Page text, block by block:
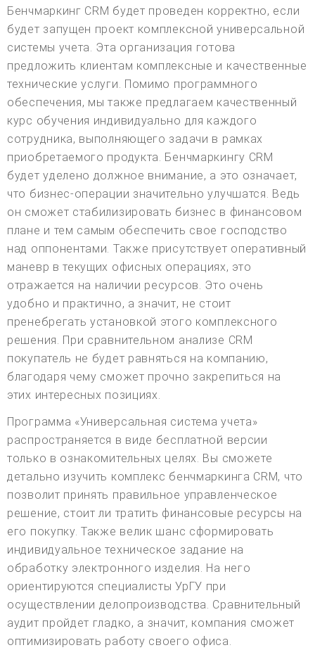
Бенчмаркинг CRM будет проведен корректно, если
будет запущен проект комплексной универсальной
системы учета. Эта организация готова
предложить клиентам комплексные и качественные
технические услуги. Помимо программного
обеспечения, мы также предлагаем качественный
курс обучения индивидуально для каждого
сотрудника, выполняющего задачи в рамках
приобретаемого продукта. Бенчмаркингу CRM
будет уделено должное внимание, а это означает,
что бизнес-операции значительно улучшатся. Ведь
он сможет стабилизировать бизнес в финансовом
плане и тем самым обеспечить свое господство
над оппонентами. Также присутствует оперативный
маневр в текущих офисных операциях, это
отражается на наличии ресурсов. Это очень
удобно и практично, а значит, не стоит
пренебрегать установкой этого комплексного
решения. При сравнительном анализе CRM
покупатель не будет равняться на компанию,
благодаря чему сможет прочно закрепиться на
этих интересных позициях.
Программа «Универсальная система учета»
распространяется в виде бесплатной версии
только в ознакомительных целях. Вы сможете
детально изучить комплекс бенчмаркинга CRM, что
позволит принять правильное управленческое
решение, стоит ли тратить финансовые ресурсы на
его покупку. Также велик шанс сформировать
индивидуальное техническое задание на
обработку электронного изделия. На него
ориентируются специалисты УрГУ при
осуществлении делопроизводства. Сравнительный
аудит пройдет гладко, а значит, компания сможет
оптимизировать работу своего офиса.